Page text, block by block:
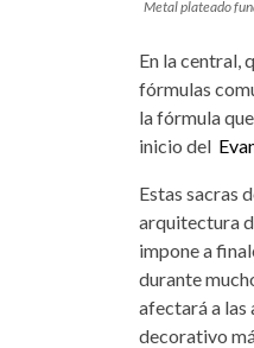
Metal plateado
En la central,
fórmulas
la fórmula
inicio del
Estas sacras
arquitectura
impone a
durante
afectará a las
decorativo